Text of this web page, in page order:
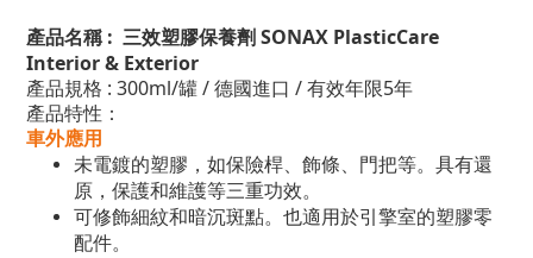
產品名稱 : 三效塑膠保養劑 SONAX PlasticCare
Interior & Exterior
產品規格 : 300ml/罐 / 德國進口 / 有效年限5年
產品特性：
車外應用
未電鍍的塑膠，如保險桿、飾條、門把等。具有還
原，保護和維護等三重功效。
可修飾細紋和暗沉斑點。也適用於引擎室的塑膠零
配件。